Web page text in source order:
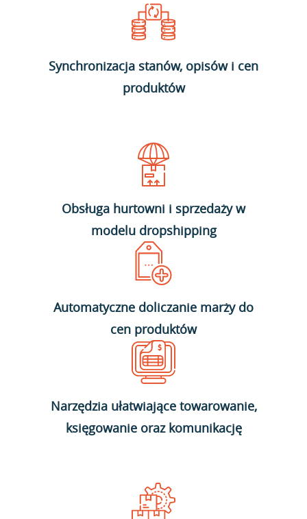
Synchronizacja stanów, opisów i cen
produktów
Obsługa hurtowni i sprzedaży w
modelu dropshipping
Automatyczne doliczanie marży do
cen produktów
Narzędzia ułatwiające towarowanie,
księgowanie oraz komunikację